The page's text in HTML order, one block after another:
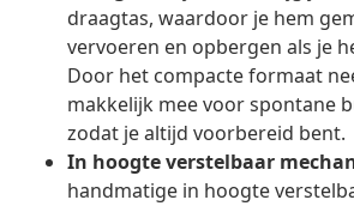
draagtas, waardoor je hem
vervoeren en opbergen als je
Door het compacte formaat
makkelijk mee voor spontane
zodat je altijd voorbereid bent.
In hoogte verstelbaar
handmatige in hoogte